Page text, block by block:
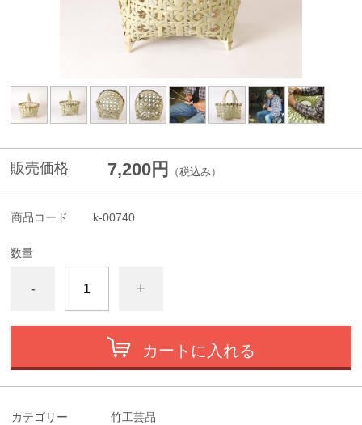
販売価格 7,200円 （税込み）
商品コード k-00740
数量
- +
カートに入れる
カテゴリー 竹工芸品